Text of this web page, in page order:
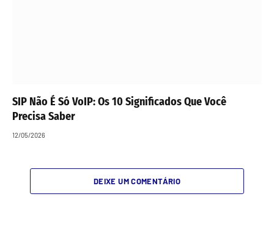
SIP Não É Só VoIP: Os 10 Significados Que Você
Precisa Saber
12/05/2026
DEIXE UM COMENTÁRIO